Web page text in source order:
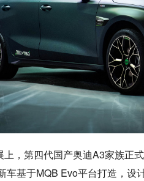
上，第四代国产奥迪A3家族正
车基于MQB Evo平台打造，设